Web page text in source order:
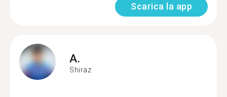
Scarica la app
A.
Shiraz